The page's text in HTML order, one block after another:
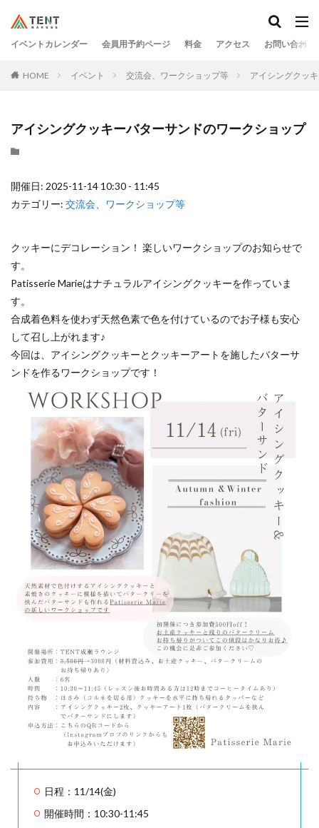
イベントカレンダー 会員用予約ページ 料金 アクセス お問い合わせ
HOME イベント 交流会、ワークショップ等 アイシングクッ
アイシングクッキーバターサンドのワークショップ
開催日: 2025-11-14 10:30 - 11:45
カテゴリー: 交流会、ワークショップ等
クッキーにデコレーション！ 楽しいワークショップのお知らせで
す。
Patisserie Marieはナチュラルアイシングクッキーを作っていま
す。
合成着色料を使わず天然色素で色を付けているのでお子様も安心
して召し上がれます♪
今回は、アイシングクッキーとクッキーアートを施したバターサ
ンドを作るワークショップです！
日程：11/14(金)
開催時間：10:30-11:45